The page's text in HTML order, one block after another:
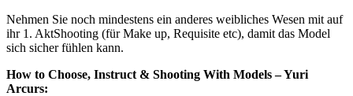
Nehmen Sie noch mindestens ein anderes weibliches Wesen mit auf
ihr 1. AktShooting (für Make up, Requisite etc), damit das Model
sich sicher fühlen kann.
How to Choose, Instruct & Shooting With Models – Yuri
Arcurs: